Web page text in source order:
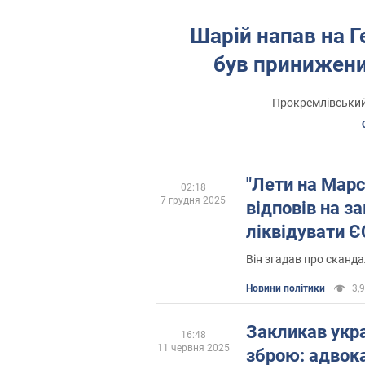
Шарій напав на
був
"Лети на
відповів на
ліквідувати
Він згадав про
Новини політики 3,9
02:18
7 грудня 2025
Закликав
зброю:
16:48
11 червня 2025